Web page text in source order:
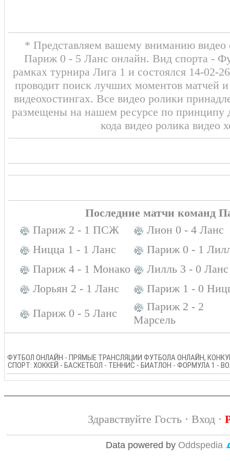
* Представляем вашему вниманию видео
Париж 0 - 5 Ланс онлайн. Вид спорта -
рамках турнира Лига 1 и состоялся 14-02-
проводит поиск лучших моментов матчей
видеохостингах. Все видео ролики
размещены на нашем ресурсе по принципу
кода видео ролика видео
Последние матчи команд
Париж 2 - 1 ПСЖ
Лион 0 - 4 Ланс
Ницца 1 - 1 Ланс
Париж 0 - 1
Париж 4 - 1 Монако
Лилль 3 - 0 Ланс
Лорьян 2 - 1 Ланс
Париж 1 - 0
Париж 0 - 5 Ланс
Париж 2 - 2
Марсель
ФУТБОЛ ОНЛАЙН - ПРЯМЫЕ ТРАНСЛЯЦИИ ФУТБОЛА ОНЛАЙН,
СПОРТ: ХОККЕЙ - БАСКЕТБОЛ - ТЕННИС - БИАТЛОН - ФОРМУЛА 1 -
Здравствуйте Гость · Вход·
Data powered by Oddspedia